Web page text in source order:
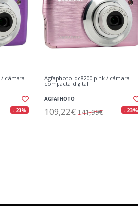
cámara
- 23%
Agfaphoto dc8200 pink / cámara
compacta digital
AGFAPHOTO
109,22€ 141,99€ - 23%